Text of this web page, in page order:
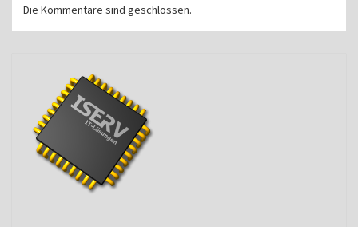
Die Kommentare sind geschlossen.